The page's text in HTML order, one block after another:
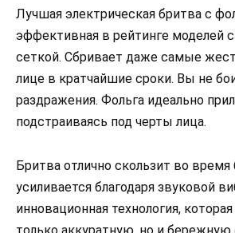
Лучшая электрическая бритва с
эффективная в рейтинге моделей
сеткой. Сбривает даже самые
лице в кратчайшие сроки. Вы не
раздражения. Фольга идеально
подстраиваясь под черты лица.
Бритва отлично скользит во время
усиливается благодаря звуковой
инновационная технология,
только аккуратную, но и